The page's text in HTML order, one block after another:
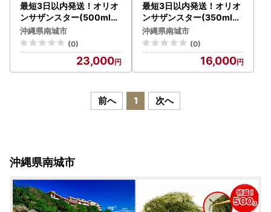
最短3日以内発送！オリオ
ンサザンスター(500ml缶
×24本)
沖縄県南城市
(0)
23,000
最短3日以内発送！オリオ
ンサザンスター(350ml缶
×24本)
沖縄県南城市
(0)
16,000
前へ 1 次へ
沖縄県南城市